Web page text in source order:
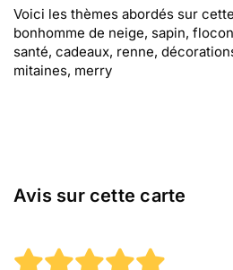
Voici les thèmes abordés sur
bonhomme de neige, sapin,
santé, cadeaux, renne,
mitaines, merry
Avis sur cette carte